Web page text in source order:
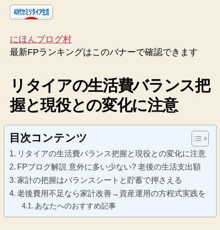
にほんブログ村
最新FPランキングはこのバナーで確認できます
リタイアの生活費バランス把
握と現役との変化に注意
目次コンテンツ
リタイアの生活費バランス把握と現役との変化に注意
FPブログ解説 意外に多い少ない? 老後の生活支出額
家計の把握はバランスシートと貯蓄で押さえる
老後費用不足なら家計改善→資産運用の方程式実践を
あなたへのおすすめ記事